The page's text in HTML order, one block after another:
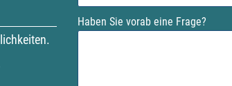
t
h
h
Haben Sie vorab eine Frage?